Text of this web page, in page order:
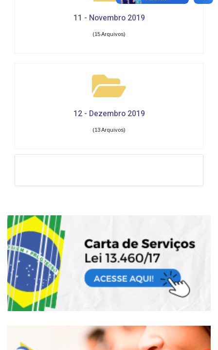
11 - Novembro 2019
(15 Arquivos)
12 - Dezembro 2019
(13 Arquivos)